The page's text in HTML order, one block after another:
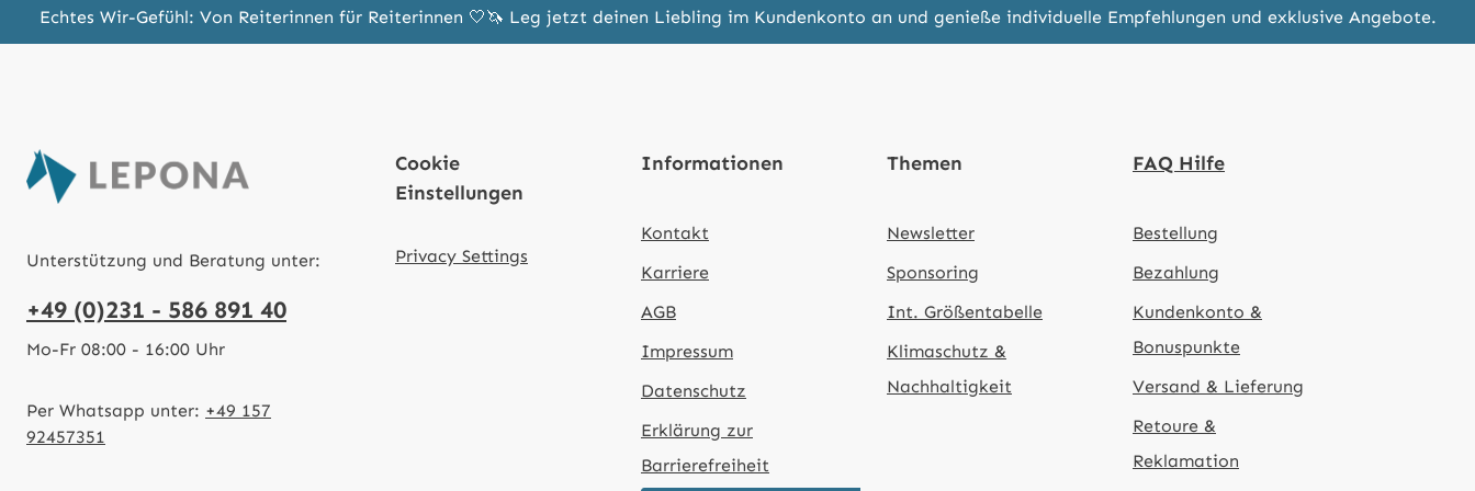
Echtes Wir-Gefühl: Von Reiterinnen für Reiterinnen 🤍🦄 Leg jetzt deinen Liebling im Kundenkonto an und genieße individuelle Empfehlungen und exklusive Angebote.
Unterstützung und Beratung unter:
+49 (0)231 - 586 891 40
Mo-Fr 08:00 - 16:00 Uhr
Per Whatsapp unter: +49 157
92457351
Cookie
Einstellungen
Privacy Settings
Informationen
Kontakt
Karriere
AGB
Impressum
Datenschutz
Erklärung zur
Barrierefreiheit
Themen
Newsletter
Sponsoring
Int. Größentabelle
Klimaschutz &
Nachhaltigkeit
FAQ Hilfe
Bestellung
Bezahlung
Kundenkonto &
Bonuspunkte
Versand & Lieferung
Retoure &
Reklamation